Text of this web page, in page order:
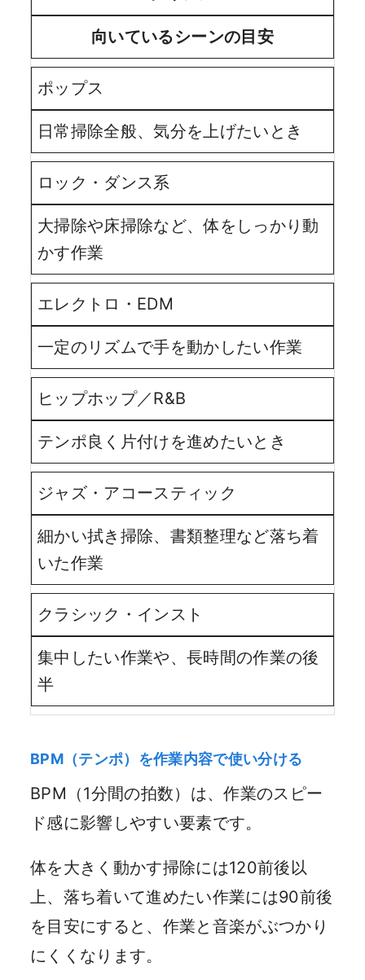
向いているシーンの目安
ポップス
日常掃除全般、気分を上げたいとき
ロック・ダンス系
大掃除や床掃除など、体をしっかり動
かす作業
エレクトロ・EDM
一定のリズムで手を動かしたい作業
ヒップホップ／R&B
テンポ良く片付けを進めたいとき
ジャズ・アコースティック
細かい拭き掃除、書類整理など落ち着
いた作業
クラシック・インスト
集中したい作業や、長時間の作業の後
半
BPM（テンポ）を作業内容で使い分ける
BPM（1分間の拍数）は、作業のスピー
ド感に影響しやすい要素です。
体を大きく動かす掃除には120前後以
上、落ち着いて進めたい作業には90前後
を目安にすると、作業と音楽がぶつかり
にくくなります。